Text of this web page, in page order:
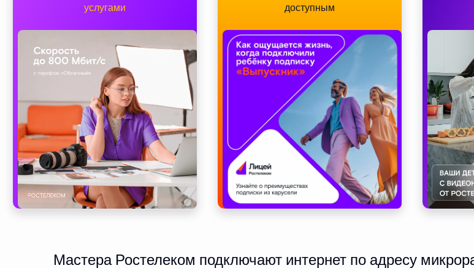
услугами
доступным
Мастера Ростелеком подключают интернет по адресу